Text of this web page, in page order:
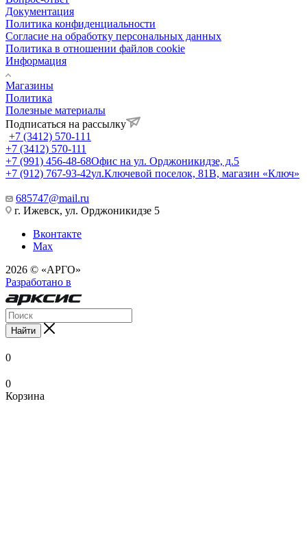
Документация
Политика конфиденциальности
Согласие на обработку персональных данных
Политика в отношении файлов cookie
Информация
Магазины
Политика
Полезные материалы
Подписаться на рассылку
+7 (3412) 570-111
+7 (3412) 570-111
+7 (991) 456-48-68Офис на ул. Орджоникидзе, д.5
+7 (912) 767-93-42ул.Ключевой поселок, 81В, магазин «Ключ»
685747@mail.ru
г. Ижевск, ул. Орджоникидзе 5
Вконтакте
Max
2026 © «АРГО»
Разработано в
Найти
0
0
Корзина